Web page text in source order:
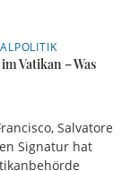
Vatikan – Was
Salvatore
Signatur hat